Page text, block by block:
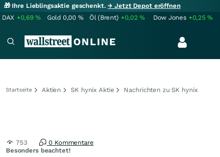
🎁 Ihre Lieblingsaktie geschenkt.→ Jetzt Depot eröffnen
DAX +0,69% Gold 0,00 % Öl (Brent) +0,02% Dow Jones +0,25%
Startseite Aktien SK hynix Aktie Nachrichten zu SK hynix
Besonders beachtet!
753 0 Kommentare